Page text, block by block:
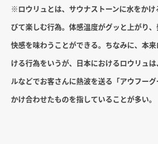
※ロウリュとは、サウナストーンに水をか
びて楽しむ行為。体感温度がグッと上がり
快感を味わうことができる。ちなみに、本
ける行為をいうが、日本におけるロウリュ
ルなどでお客さんに熱波を送る「アウフー
かけ合わせたものを指していることが多い。